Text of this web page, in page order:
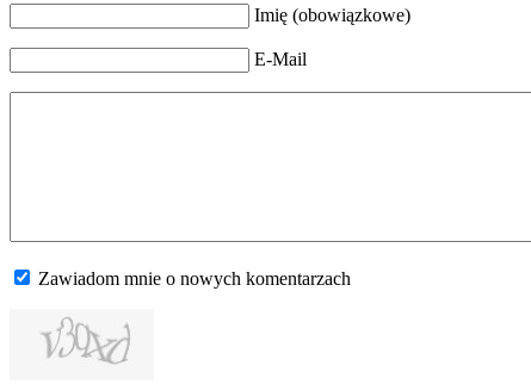
Imię (obowiązkowe)
E-Mail
Zawiadom mnie o nowych komentarzach